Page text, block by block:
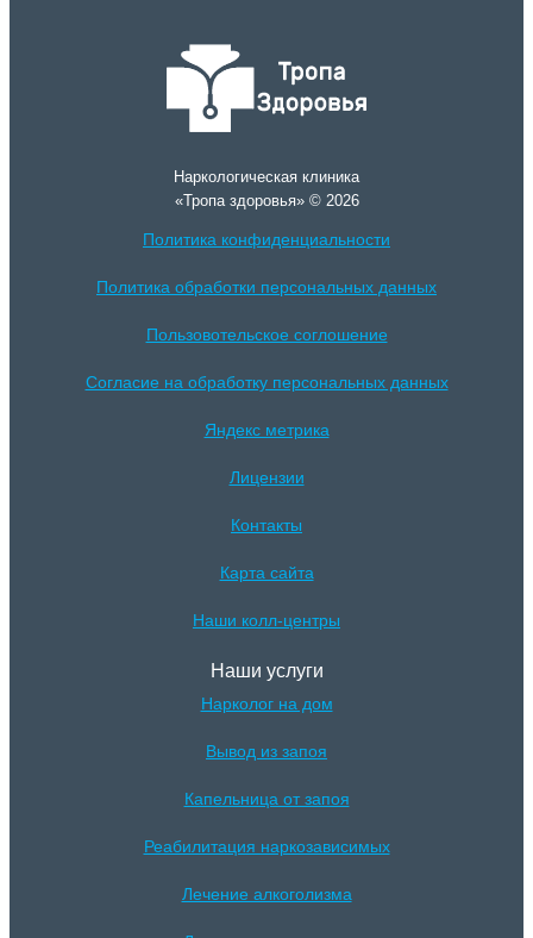
Наркологическая клиника
«Тропа здоровья» © 2026
Политика конфиденциальности
Политика обработки персональных данных
Пользовотельское соглошение
Согласие на обработку персональных данных
Яндекс метрика
Лицензии
Контакты
Карта сайта
Наши колл-центры
Наши услуги
Нарколог на дом
Вывод из запоя
Капельница от запоя
Реабилитация наркозависимых
Лечение алкоголизма